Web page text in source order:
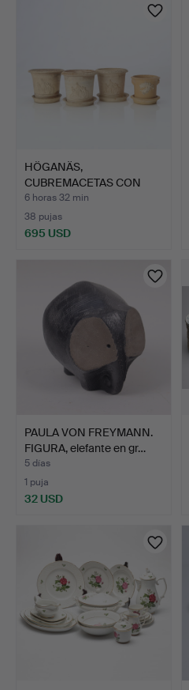
HÖGANÄS,
CUBREMACETAS CON
PLATO, CUATRO PI…
6 horas 32 min
38 pujas
695 USD
PAULA VON FREYMANN.
FIGURA, elefante en gr…
5 días
1 puja
32 USD